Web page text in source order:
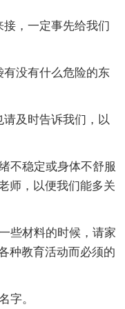
，一定事先给我们
没有什么危险的东
及时告诉我们，以
不稳定或身体不舒服
师，以便我们能多关
些材料的时候，请家
种教育活动而必须的
字。